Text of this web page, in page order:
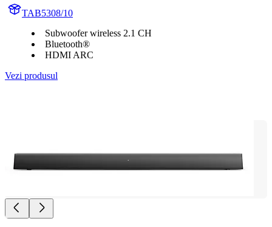
TAB5308/10
Subwoofer wireless 2.1 CH
Bluetooth®
HDMI ARC
Vezi produsul